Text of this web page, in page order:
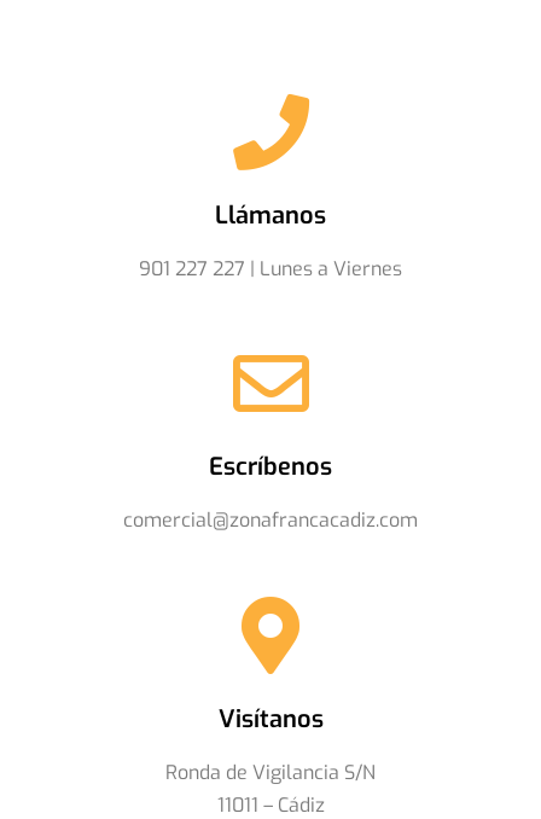
Llámanos
901 227 227 | Lunes a Viernes
Escríbenos
comercial@zonafrancacadiz.com
Visítanos
Ronda de Vigilancia S/N
11011 – Cádiz